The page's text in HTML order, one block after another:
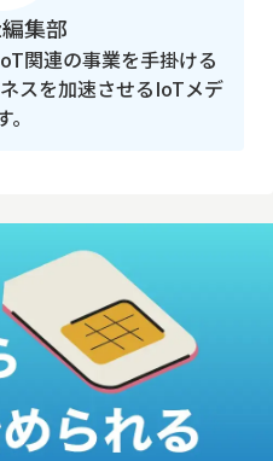
集部
関連の事業を手掛ける
スを加速させるIoTメデ